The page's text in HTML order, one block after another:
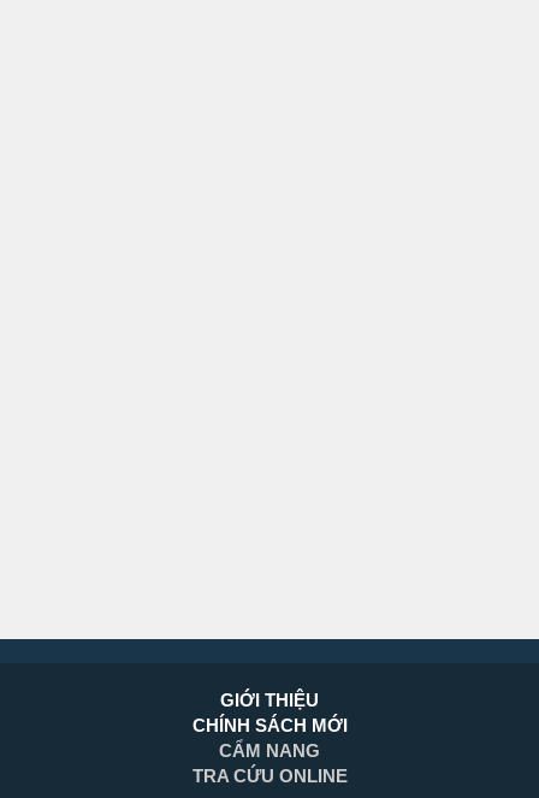
GIỚI THIỆU
CHÍNH SÁCH MỚI
CẨM NANG
TRA CỨU ONLINE